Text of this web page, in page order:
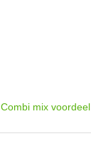
Combi mix voordeel